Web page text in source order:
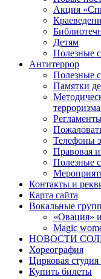
Акция
Детям
Полезные
Антитеррор
Полезные
Памятки
Телефоны
Правовая
Полезные
Контакты и
Карта сайта
Вокальные
«Овация»
Magic
НОВОСТИ
Хореография
Цирковая
Купить билеты